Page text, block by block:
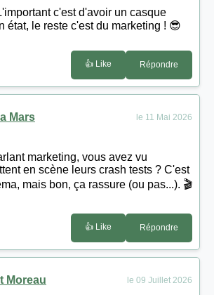
c'est d'avoir un casque
état, le reste c'est du marketing ! 😎
👍 Like Répondre
Mars le 11 Mai 2026
marketing, vous avez vu
en scène leurs crash tests ? C'est
mais bon, ça rassure (ou pas...). 🎬
👍 Like Répondre
Moreau le 09 Juillet 2026